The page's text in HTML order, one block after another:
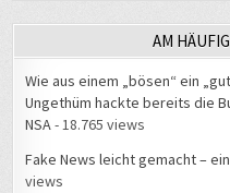
AM
Wie aus einem „bösen“ ein
Ungethüm hackte bereits die
NSA- 18.765 views
Fake News leicht gemacht –
views